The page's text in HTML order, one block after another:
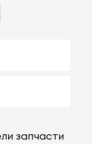
запчасти